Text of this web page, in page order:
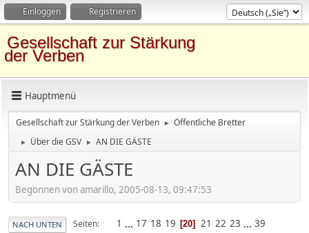
Einloggen Registrieren
Gesellschaft zur Stärkung
der Verben
Hauptmenü
Gesellschaft zur Stärkung der Verben ► Öffentliche Bretter
► Über die GSV ► AN DIE GÄSTE
AN DIE GÄSTE
Begonnen von amarillo, 2005-08-13, 09:47:53
NACH UNTEN Seiten 1 ... 17 18 19 20 21 22 23 ... 39